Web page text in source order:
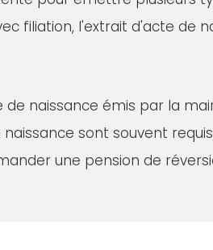
filiation, l'extrait d'acte de
naissance émis par la
naissance sont souvent
une pension de